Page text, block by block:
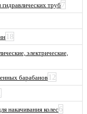
труб 7
18
электрические,
барабанов 12
накачивания колес6